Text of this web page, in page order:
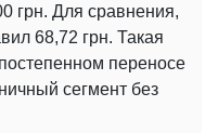
грн. Для сравнения,
68,72 грн. Такая
переносе
сегмент без